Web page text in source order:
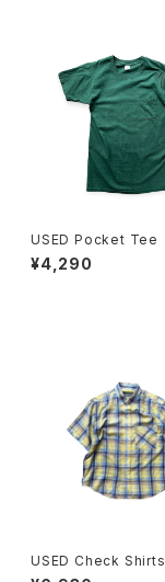
USED Pocket Tee
¥4,290
USED Check Shirts